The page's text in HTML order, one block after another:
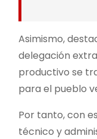
Asimismo,
delegación
productivo se
para el pueblo
Por tanto, con
técnico y